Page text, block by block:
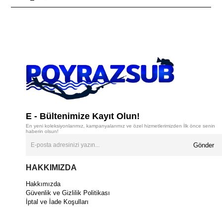
E - Bültenimize Kayıt Olun!
En yeni koleksiyonlarımız, kampanyalarımız ve özel hizmetlerimizden İlk önce senin
haberin olsun!
Gönder
HAKKIMIZDA
Hakkımızda
Güvenlik ve Gizlilik Politikası
İptal ve İade Koşulları